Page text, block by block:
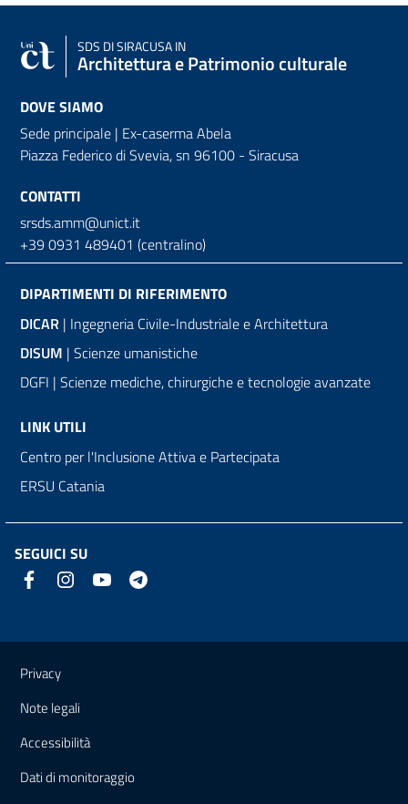
SDS DI SIRACUSA IN
Architettura e Patrimonio culturale
DOVE SIAMO
Sede principale | Ex-caserma Abela
Piazza Federico di Svevia, sn 96100 - Siracusa
CONTATTI
srsds.amm@unict.it
+39 0931 489401 (centralino)
DIPARTIMENTI DI RIFERIMENTO
DICAR | Ingegneria Civile-Industriale e Architettura
DISUM | Scienze umanistiche
DGFI | Scienze mediche, chirurgiche e tecnologie avanzate
LINK UTILI
Centro per l'Inclusione Attiva e Partecipata
ERSU Catania
SEGUICI SU
Link e informazioni utili
Privacy
Note legali
Accessibilità
Dati di monitoraggio